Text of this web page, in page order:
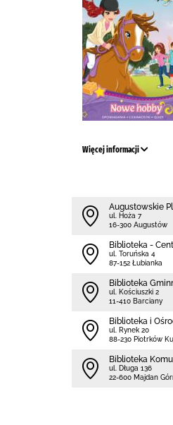
Więcej informacji
Augustowskie
ul. Hoża 7
16-300 Augustów
Biblioteka -
ul. Toruńska 4
87-152 Łubianka
Biblioteka
ul. Kościuszki 2
11-410 Barciany
Biblioteka i
ul. Rynek 20
88-230 Piotrków
Biblioteka
ul. Długa 136
22-600 Majdan